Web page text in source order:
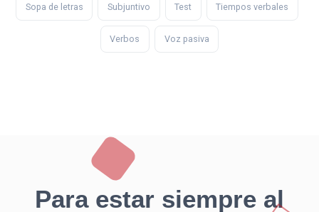
Sopa de letras Subjuntivo Test Tiempos verbales
Verbos Voz pasiva
Para estar siempre al